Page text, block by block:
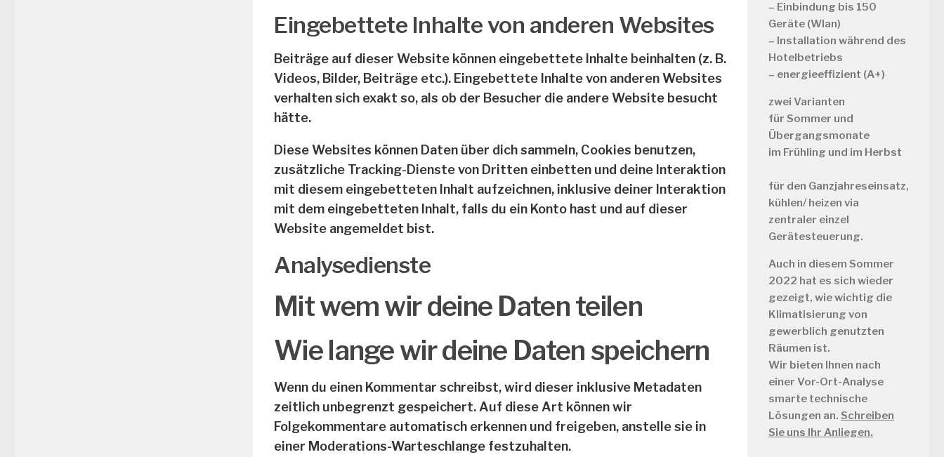
Eingebettete Inhalte von anderen Websites
Beiträge auf dieser Website können eingebettete Inhalte beinhalten (z. B.
Videos, Bilder, Beiträge etc.). Eingebettete Inhalte von anderen Websites
verhalten sich exakt so, als ob der Besucher die andere Website besucht
hätte.
Diese Websites können Daten über dich sammeln, Cookies benutzen,
zusätzliche Tracking-Dienste von Dritten einbetten und deine Interaktion
mit diesem eingebetteten Inhalt aufzeichnen, inklusive deiner Interaktion
mit dem eingebetteten Inhalt, falls du ein Konto hast und auf dieser
Website angemeldet bist.
Analysedienste
Mit wem wir deine Daten teilen
Wie lange wir deine Daten speichern
Wenn du einen Kommentar schreibst, wird dieser inklusive Metadaten
zeitlich unbegrenzt gespeichert. Auf diese Art können wir
Folgekommentare automatisch erkennen und freigeben, anstelle sie in
einer Moderations-Warteschlange festzuhalten.
– Einbindung bis 150
Geräte (Wlan)
– Installation während des
Hotelbetriebs
– energieeffizient (A+)
zwei Varianten
für Sommer und
Übergangsmonate
im Frühling und im Herbst
für den Ganzjahreseinsatz,
kühlen/ heizen via
zentraler einzel
Gerätesteuerung.
Auch in diesem Sommer
2022 hat es sich wieder
gezeigt, wie wichtig die
Klimatisierung von
gewerblich genutzten
Räumen ist.
Wir bieten Ihnen nach
einer Vor-Ort-Analyse
smarte technische
Lösungen an. Schreiben
Sie uns Ihr Anliegen.